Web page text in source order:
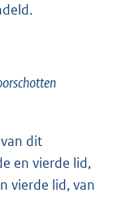
dit
en vierde lid,
vierde lid, van